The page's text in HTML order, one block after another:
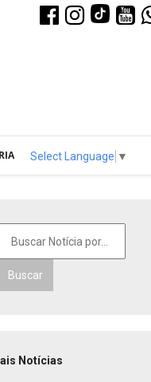
Select Language ▼
Buscar
Notícias